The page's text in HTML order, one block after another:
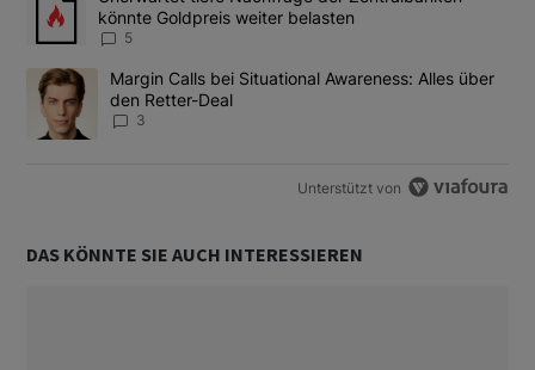
könnte Goldpreis weiter belasten
5
Ein Trendartikel mit dem Titel "Margin Calls bei Situational
Margin Calls bei Situational Awareness: Alles über
den Retter-Deal
3
Unterstützt von
DAS KÖNNTE SIE AUCH INTERESSIEREN